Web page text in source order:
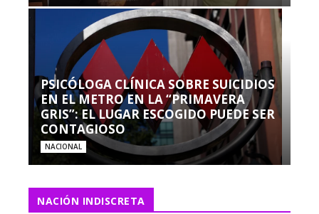
PSICÓLOGA CLÍNICA SOBRE SUICIDIOS
EN EL METRO EN LA “PRIMAVERA
GRIS”: EL LUGAR ESCOGIDO PUEDE SER
CONTAGIOSO
NACIONAL
NACIÓN INDISCRETA